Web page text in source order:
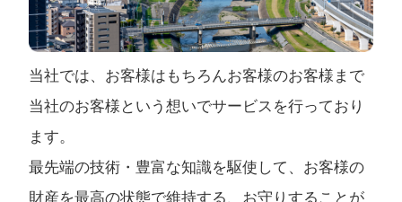
当社では、お客様はもちろんお客様のお客様まで
当社のお客様という想いでサービスを行っており
ます。
最先端の技術・豊富な知識を駆使して、お客様の
財産を最高の状態で維持する、お守りすることが